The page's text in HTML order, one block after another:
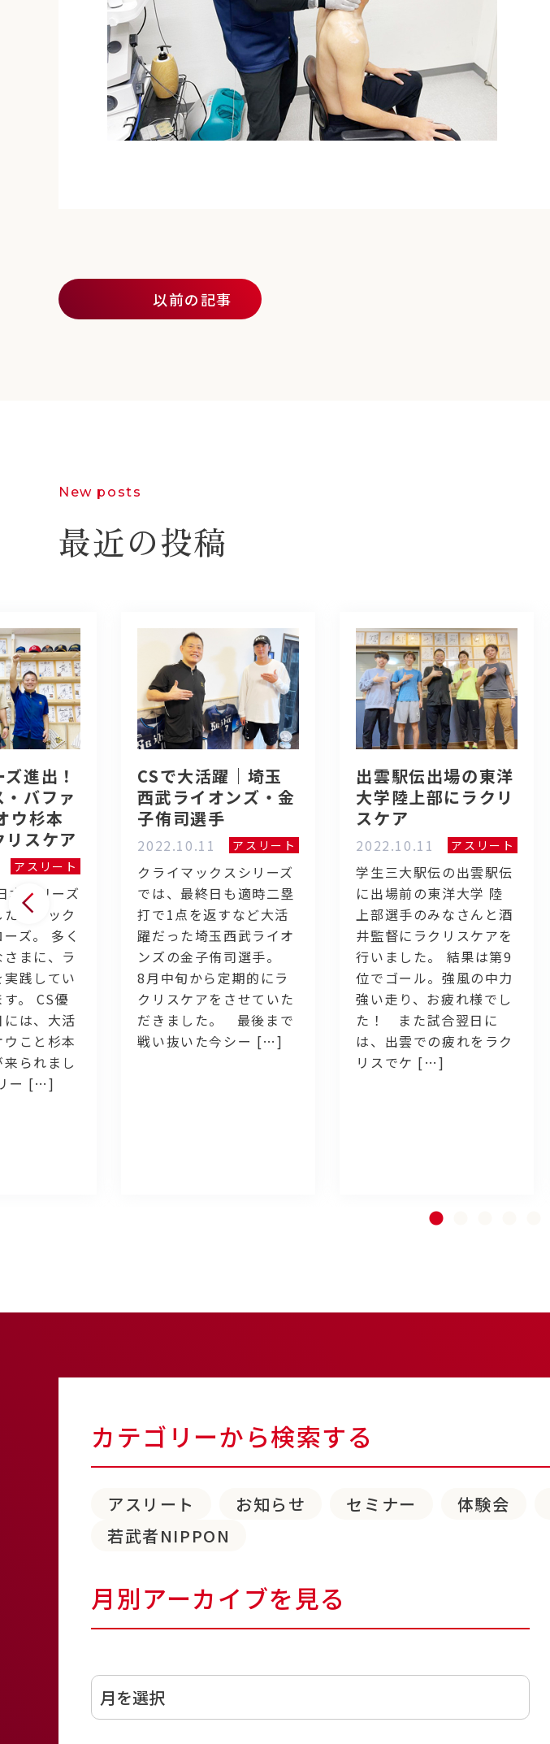
以前の記事
New posts
最近の投稿
進出！
バファ
ウ杉本
スケア
アスリート
本シリーズ
オリック
ズ。 多く
まに、ラ
践してい
。 CS優
は、大活
こと杉本
られまし
ー […]
CSで大活躍｜埼玉
西武ライオンズ・金
子侑司選手
2022.10.11 アスリート
クライマックスシリーズ
では、最終日も適時二塁
打で1点を返すなど大活
躍だった埼玉西武ライオ
ンズの金子侑司選手。
8月中旬から定期的にラ
クリスケアをさせていた
だきました。 最後まで
戦い抜いた今シー […]
出雲駅伝出場の東洋
大学陸上部にラクリ
スケア
2022.10.11 アスリート
学生三大駅伝の出雲駅伝
に出場前の東洋大学 陸
上部選手のみなさんと酒
井監督にラクリスケアを
行いました。 結果は第9
位でゴール。強風の中力
強い走り、お疲れ様でし
た！ また試合翌日に
は、出雲での疲れをラク
リスでケ […]
カテゴリーから検索する
アスリート お知らせ セミナー 体験会
若武者NIPPON
月別アーカイブを見る